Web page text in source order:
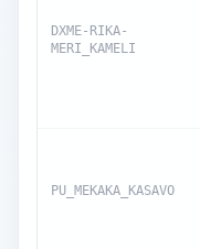
DXME-RIKA-
MERI_KAMELI
PU_MEKAKA_KASAVO